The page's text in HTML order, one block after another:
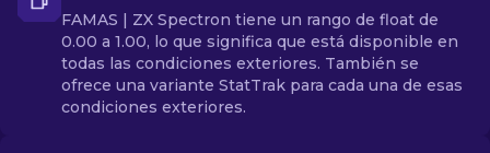
FAMAS | ZX Spectron tiene un rango de float de
0.00 a 1.00, lo que significa que está disponible en
todas las condiciones exteriores. También se
ofrece una variante StatTrak para cada una de esas
condiciones exteriores.